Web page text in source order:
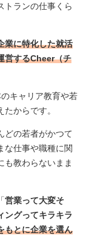
トランの仕事くら
業に特化した就活
営するCheer（チ
キャリア教育や若
からです。
どの若者がかつて
な仕事や職種に関
も教わらないまま
営業って大変そ
ングってキラキラ
もとに企業を選ん